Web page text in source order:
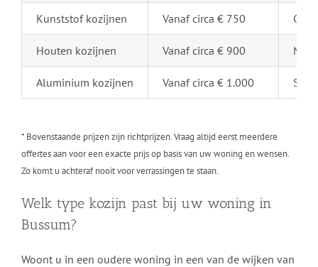
Kunststof kozijnen Vanaf circa € 750
Houten kozijnen Vanaf circa € 900
Aluminium kozijnen Vanaf circa € 1.000
* Bovenstaande prijzen zijn richtprijzen. Vraag altijd eerst meerdere
offertes aan voor een exacte prijs op basis van uw woning en wensen.
Zo komt u achteraf nooit voor verrassingen te staan.
Welk type kozijn past bij uw woning in
Bussum?
Woont u in een oudere woning in een van de wijken van